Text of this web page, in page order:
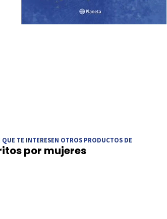
QUE TE INTERESEN OTROS PRODUCTOS DE
por mujeres